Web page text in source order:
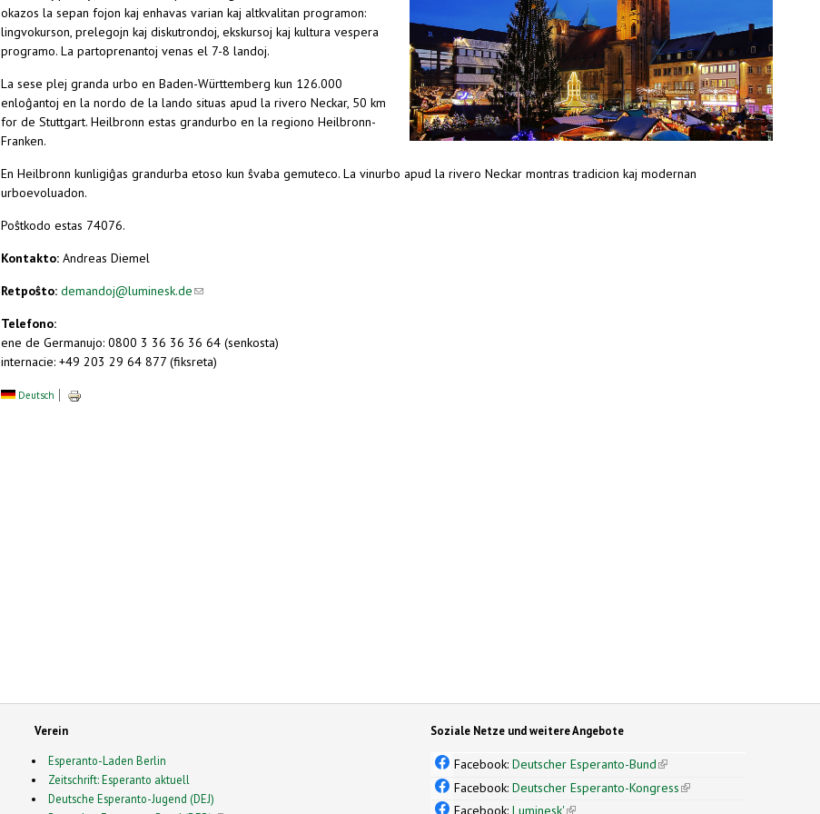
okazos la sepan fojon kaj enhavas varian kaj altkvalitan programon:
lingvokurson, prelegojn kaj diskutrondoj, ekskursoj kaj kultura vespera
programo. La partoprenantoj venas el 7-8 landoj.
La sese plej granda urbo en Baden-Württemberg kun 126.000
enloĝantoj en la nordo de la lando situas apud la rivero Neckar, 50 km
for de Stuttgart. Heilbronn estas grandurbo en la regiono Heilbronn-
Franken.
En Heilbronn kunligiĝas grandurba etoso kun ŝvaba gemuteco. La vinurbo apud la rivero Neckar montras tradicion kaj modernan
urboevoluadon.
Poŝtkodo estas 74076.
Kontakto: Andreas Diemel
Retpoŝto: demandoj@luminesk.de(link sends e-mail)
Telefono:
ene de Germanujo: 0800 3 36 36 36 64 (senkosta)
internacie: +49 203 29 64 877 (fiksreta)
Deutsch
Verein
Esperanto-Laden Berlin
Zeitschrift: Esperanto aktuell
Deutsche Esperanto-Jugend (DEJ)
Soziale Netze und weitere Angebote
Facebook:Deutscher Esperanto-Bund(link is external)
Facebook:Deutscher Esperanto-Kongress(link is external)
Facebook:Luminesk'(link is external)